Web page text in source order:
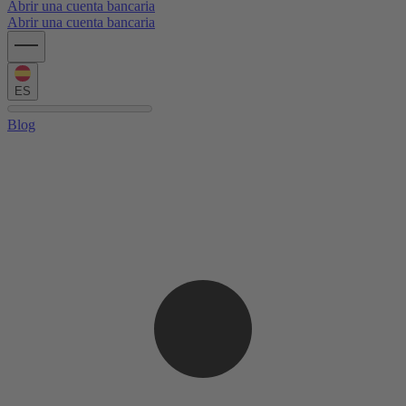
Abrir una cuenta bancaria
Abrir una cuenta bancaria
ES
Blog